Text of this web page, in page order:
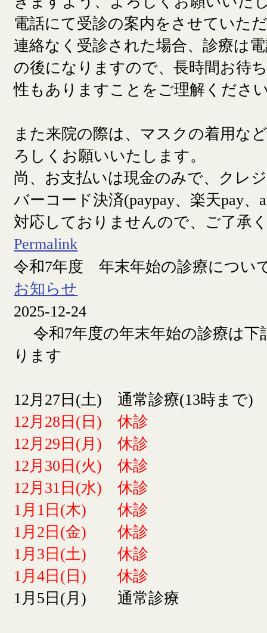
電話にて受診の案内をさせていた
連絡なく受診された場合、診療は
の後になりますので、長時間お待
性もありますことをご理解くださ
また来院の際は、マスクの着用な
ろしくお願いいたします。
尚、お支払いは現金のみで、クレ
バーコード決済(paypay、楽天pay、
対応しておりませんので、ご了承
Permalink
令和7年度 年末年始の診療につい
お知らせ
2025-12-24
令和7年度の年末年始の診療は下
ります
12月27日(土) 通常診療(13時まで)
12月28日(日) 休診
12月29日(月) 休診
12月30日(火) 休診
12月31日(水) 休診
1月1日(木) 休診
1月2日(金) 休診
1月3日(土) 休診
1月4日(日) 休診
1月5日(月) 通常診療